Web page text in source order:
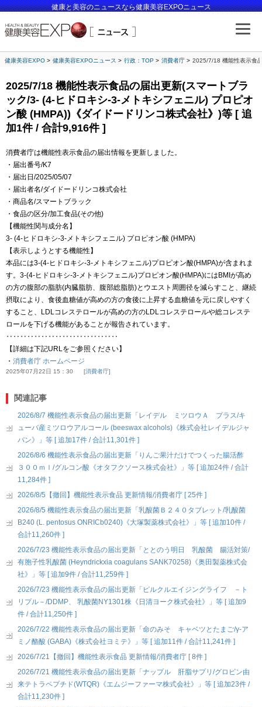
健康と美容のニュースなら健康美容EXPOニュース
健康美容EXPO 健康美容EXPOニュース 行政：TOP 消費者庁 2025/7/18 機能性表示食
2025/7/18 機能性表示食品の届出更新(スマートブラ
ック/3- (4-ヒドロキシ-3-メトキシフェニル) プロピオ
ン酸 (HMPA))《ダイドードリンコ株式会社》)等 [ 追
加1件 / 合計9,916件 ]
消費者庁は機能性表示食品の届出情報を更新しました。
・届出番号/K7
・届出日/2025/05/07
・届出者名/ダイドードリンコ株式会社
・商品名/スマートブラック
・食品の区分/加工食品(その他)
【機能性関与成分名】
3- (4-ヒドロキシ-3-メトキシフェニル) プロピオン酸 (HMPA)
【表示しようとする機能性】
本品には3-(4-ヒドロキシ-3-メトキシフェニル)プロピオン酸(HMPA)が含まれま
す。3-(4-ヒドロキシ-3-メトキシフェニル)プロピオン酸(HMPA)にはBMIが高め
の方の腹部の脂肪(内臓脂肪、腹部総脂肪)とウエスト周囲径を減らすこと、継続
摂取により、食後血糖値が高めの方の食後に上昇する血糖値を元に戻しやすく
すること、LDLコレステロールが高めの方のLDLコレステロールや総コレステ
ロールを下げる機能があることが報告されています。
‥‥‥‥‥‥‥‥‥‥‥‥‥‥‥‥
【詳細は下記URLをご参照ください】
・ 消費者庁 ホームページ
2025年07月22日 15：30 消費者庁
関連記事
2026/8/7 機能性表示食品の届出更新「レイデル ミツロウＡ プラス/キ
ューバ産ミツロウアルコール (beeswax alcohols)《株式会社レイデルジャ
パン》」等 [ 追加17件 / 合計11,301件 ]
2026/8/6 機能性表示食品の届出更新「りんご果汁だけでつくった腸活酢
３００ｍｌ/グルコン酸《オタフクソース株式会社》」等 [ 追加24件 / 合計
11,284件 ]
2026/8/5【撤回】機能性表示食品 更新情報/消費者庁 [ 25件 ]
2026/8/5 機能性表示食品の届出更新「乳酸菌Ｂ２４０タブレット/乳酸菌
B240 (L. pentosus ONRICb0240)《大塚製薬株式会社》」等 [ 追加10件 /
合計11,260件 ]
2026/7/23 機能性表示食品の届出更新「ととのう明日 乳酸菌 腸活対策/
有胞子性乳酸菌 (Heyndrickxia coagulans SANK70258)《奥田製薬株式会
社》」等 [ 追加9件 / 合計11,259件 ]
2026/7/23 機能性表示食品の届出更新「ピルクルエイジングライフ －ト
リプル－/DDMP、 乳酸菌NY1301株《日清ヨーク株式会社》」等 [ 追加9
件 / 合計11,250件 ]
2026/7/22 機能性表示食品の届出更新「命のみそ キャベツとたまご/γ-ア
ミノ酪酸 (GABA)《株式会社ヨミテ》」等 [ 追加11件 / 合計11,241件 ]
2026/7/21【撤回】機能性表示食品 更新情報/消費者庁 [ 8件 ]
2026/7/21 機能性表示食品の届出更新「ナップル 肝脂サプリ/グロビン由
来テトラペプチド(WTQR)《エムジーファーマ株式会社》」等 [ 追加23件 /
合計11,230件 ]